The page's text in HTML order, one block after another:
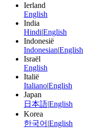
Ierland
English
India
Hindi|English
Indonesië
Indonesian|English
Israël
English
Italië
Italiano|English
Japan
日本語|English
Korea
한국어 |English